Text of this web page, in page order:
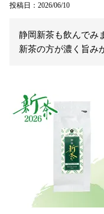
投稿日 2026/06/10
静岡新茶も飲んでみ
新茶の方が濃く旨み